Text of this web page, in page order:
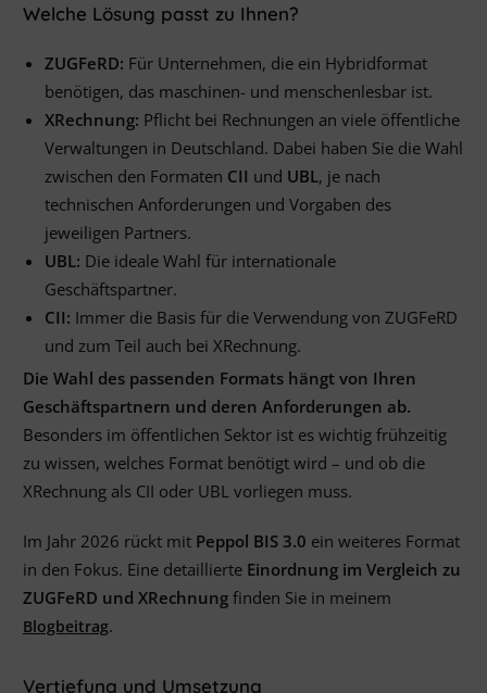
Welche Lösung passt zu Ihnen?
ZUGFeRD: Für Unternehmen, die ein Hybridformat
benötigen, das maschinen- und menschenlesbar ist.
XRechnung: Pflicht bei Rechnungen an viele öffentliche
Verwaltungen in Deutschland. Dabei haben Sie die Wahl
zwischen den Formaten CII und UBL, je nach
technischen Anforderungen und Vorgaben des
jeweiligen Partners.
UBL: Die ideale Wahl für internationale
Geschäftspartner.
CII: Immer die Basis für die Verwendung von ZUGFeRD
und zum Teil auch bei XRechnung.
Die Wahl des passenden Formats hängt von Ihren
Geschäftspartnern und deren Anforderungen ab.
Besonders im öffentlichen Sektor ist es wichtig frühzeitig
zu wissen, welches Format benötigt wird – und ob die
XRechnung als CII oder UBL vorliegen muss.
Im Jahr 2026 rückt mit Peppol BIS 3.0 ein weiteres Format
in den Fokus. Eine detaillierte Einordnung im Vergleich zu
ZUGFeRD und XRechnung finden Sie in meinem
Blogbeitrag.
Vertiefung und Umsetzung